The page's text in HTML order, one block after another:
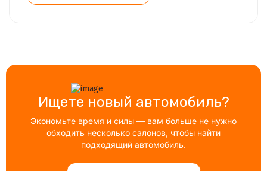
Ищете новый автомобиль?
Экономьте время и силы — вам больше не нужно
обходить несколько салонов, чтобы найти
подходящий автомобиль.